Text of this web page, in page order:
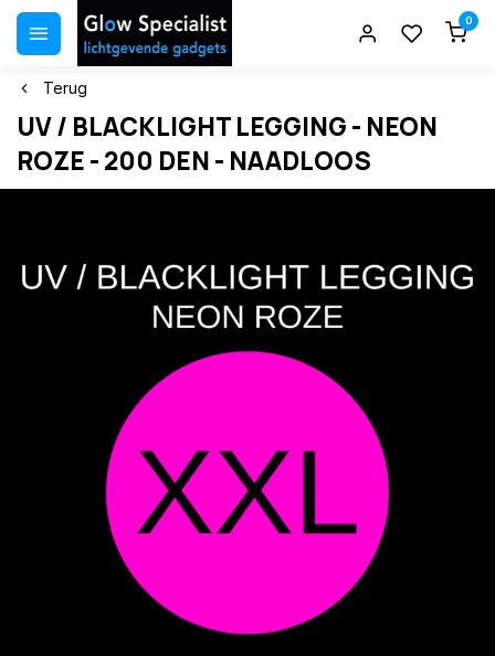
0
Terug
UV / BLACKLIGHT LEGGING - NEON
ROZE - 200 DEN - NAADLOOS